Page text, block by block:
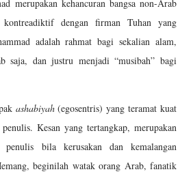
merupakan kehancuran bangsa non-Arab
dengan firman Tuhan yang
adalah rahmat bagi sekalian alam,
saja, dan justru menjadi “musibah” bagi
ashabiyah(egosentris) yang teramat kuat
Kesan yang tertangkap, merupakan
penulis bila kerusakan dan kemalangan
beginilah watak orang Arab, fanatik